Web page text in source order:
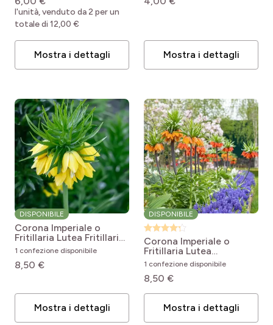
l'unità, venduto da 2 per un
totale di 12,00 €
Mostra i dettagli Mostra i dettagli
DISPONIBILE
Corona Imperiale o
Fritillaria Lutea Fritillaria
imperialis Lutea
1 confezione disponibile
8,50 €
Mostra i dettagli
DISPONIBILE
Corona Imperiale o
Fritillaria Lutea
Arancione Fritillaria
imperialis Orange Beauty
1 confezione disponibile
8,50 €
Mostra i dettagli